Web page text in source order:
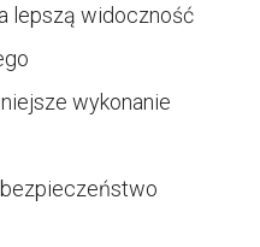
lepszą widoczność
wykonanie